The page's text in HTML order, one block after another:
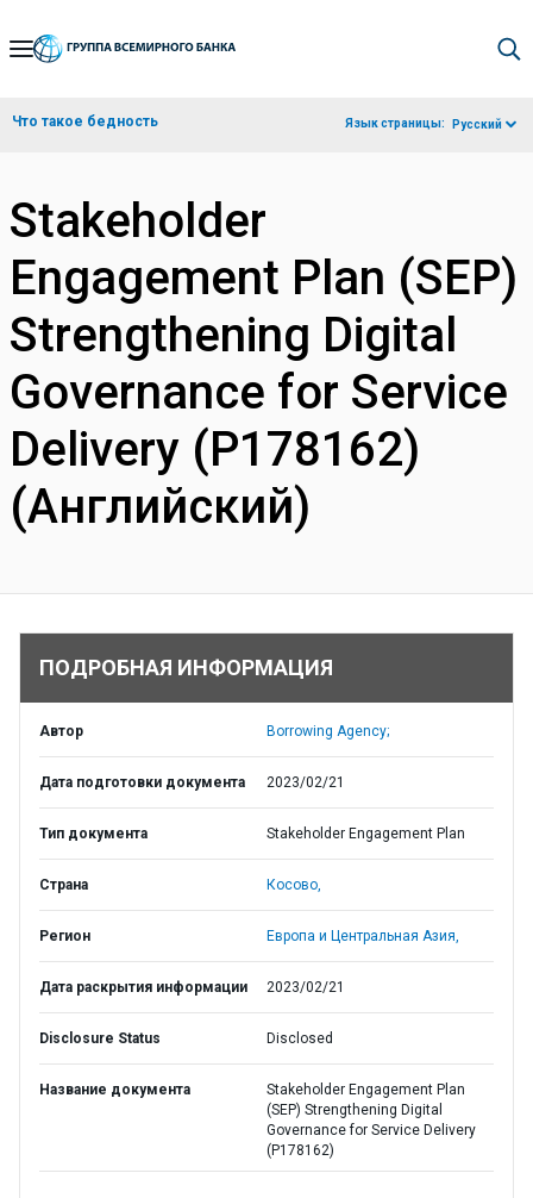
Skip
Navigation
Что такое бедность Язык страницы: Русский
Stakeholder
Engagement Plan (SEP)
Strengthening Digital
Governance for Service
Delivery (P178162)
(Английский)
ПОДРОБНАЯ ИНФОРМАЦИЯ
Автор Borrowing Agency;
Дата подготовки документа 2023/02/21
Тип документа Stakeholder Engagement Plan
Страна Косово,
Регион Европа и Центральная Азия,
Дата раскрытия информации 2023/02/21
Disclosure Status Disclosed
Название документа
Stakeholder Engagement Plan
(SEP) Strengthening Digital
Governance for Service Delivery
(P178162)